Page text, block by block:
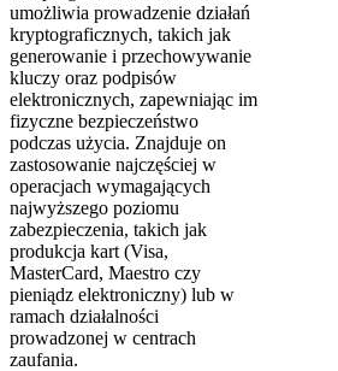
umożliwia prowadzenie działań
kryptograficznych, takich jak
generowanie i przechowywanie
kluczy oraz podpisów
elektronicznych, zapewniając im
fizyczne bezpieczeństwo
podczas użycia. Znajduje on
zastosowanie najczęściej w
operacjach wymagających
najwyższego poziomu
zabezpieczenia, takich jak
produkcja kart (Visa,
MasterCard, Maestro czy
pieniądz elektroniczny) lub w
ramach działalności
prowadzonej w centrach
zaufania.